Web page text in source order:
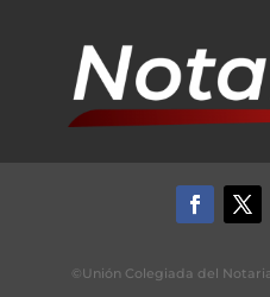
©Unión Colegiada del